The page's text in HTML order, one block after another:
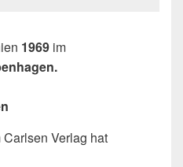
1969 im
Verlag hat